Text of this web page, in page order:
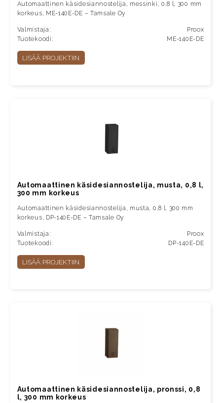
Automaattinen käsidesiannostelija, messinki, 0,8 l, 300 mm
korkeus, ME-140E-DE – Tamsale Oy
Valmistaja:
Proox
Tuotekoodi:
ME-140E-DE
LISÄÄ PROJEKTIIN
Automaattinen käsidesiannostelija, musta, 0,8 l,
300 mm korkeus
Automaattinen käsidesiannostelija, musta, 0,8 l, 300 mm
korkeus, DP-140E-DE – Tamsale Oy
Valmistaja:
Proox
Tuotekoodi:
DP-140E-DE
LISÄÄ PROJEKTIIN
Automaattinen käsidesiannostelija, pronssi, 0,8
l, 300 mm korkeus